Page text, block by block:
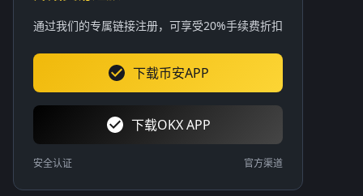
通过我们的专属链接注册，可享受20%手续费折扣
下载币安APP
下载OKX APP
安全认证 官方渠道